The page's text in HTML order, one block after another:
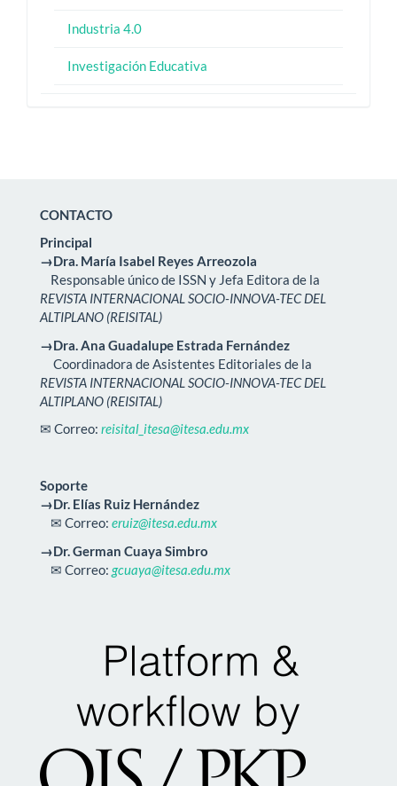
Industria 4.0
Investigación Educativa
CONTACTO
Principal
→Dra. María Isabel Reyes Arreozola
Responsable único de ISSN y Jefa Editora de la
REVISTA INTERNACIONAL SOCIO-INNOVA-TEC DEL
ALTIPLANO (REISITAL)
→Dra. Ana Guadalupe Estrada Fernández
Coordinadora de Asistentes Editoriales de la
REVISTA INTERNACIONAL SOCIO-INNOVA-TEC DEL
ALTIPLANO (REISITAL)
✉ Correo: reisital_itesa@itesa.edu.mx
Soporte
→Dr. Elías Ruiz Hernández
✉ Correo: eruiz@itesa.edu.mx
→Dr. German Cuaya Simbro
✉ Correo: gcuaya@itesa.edu.mx